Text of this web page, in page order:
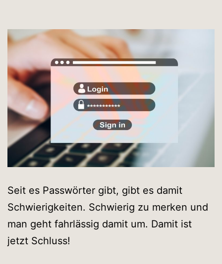
Seit es Passwörter gibt, gibt es damit
Schwierigkeiten. Schwierig zu merken und
man geht fahrlässig damit um. Damit ist
jetzt Schluss!